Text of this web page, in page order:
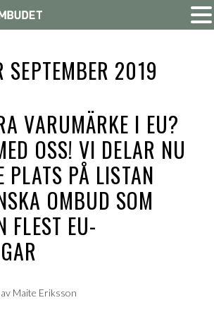
SEPTEMBER 2019
VARUMÄRKE I EU?
OSS! VI DELAR NU
PLATS PÅ LISTAN
OMBUD SOM
FLEST EU-
av Maite Eriksson